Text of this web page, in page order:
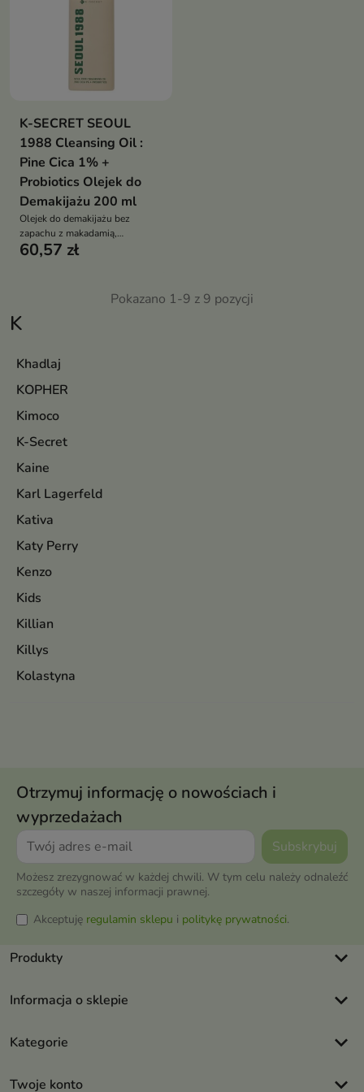
K
Khadlaj
KOPHER
Kimoco
K-Secret
Kaine
Karl Lagerfeld
Kativa
Katy Perry
Kenzo
Kids
Killian
Killys
Kolastyna
K-SECRET SEOUL
1988 Cleansing Oil :
Pine Cica 1% +
Probiotics Olejek do
Demakijażu 200 ml
Olejek do demakijażu bez
zapachu z makadamią,
winogronem, CICA 1% i
emulguje, koi i wspiera
60,57 zł
Pokazano 1-9 z 9 pozycji
Otrzymuj informację o nowościach i
wyprzedażach
Możesz zrezygnować w każdej chwili. W tym celu należy odnaleźć
szczegóły w naszej informacji prawnej.
Akceptuję regulamin sklepu i politykę prywatności.
Produkty keyboard_arrow_down
Informacja o sklepie keyboard_arrow_down
Kategorie keyboard_arrow_down
Twoje konto keyboard_arrow_down